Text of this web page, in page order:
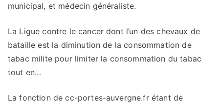
municipal, et médecin généraliste.
La Ligue contre le cancer dont l’un des chevaux de
bataille est la diminution de la consommation de
tabac milite pour limiter la consommation du tabac
tout en…
La fonction de cc-portes-auvergne.fr étant de